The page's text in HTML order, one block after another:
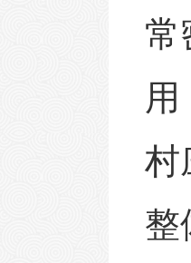
常
村
整